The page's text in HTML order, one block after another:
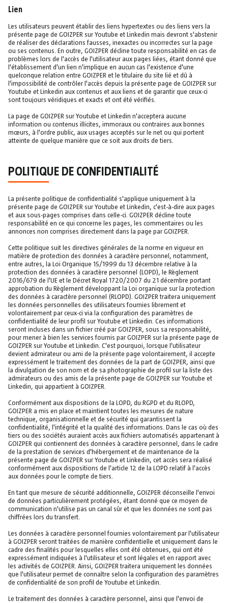
Lien
Les utilisateurs peuvent établir des liens hypertextes ou des liens vers la
présente page de GOIZPER sur Youtube et Linkedin mais devront s'abstenir
de réaliser des déclarations fausses, inexactes ou incorrectes sur la page
ou ses contenus. En outre, GOIZPER décline toute responsabilité en cas de
problèmes lors de l'accès de l'utilisateur aux pages liées, étant donné que
l'établissement d'un lien n'implique en aucun cas l'existence d'une
quelconque relation entre GOIZPER et le titulaire du site lié et dû à
l'impossibilité de contrôler l'accès depuis la présente page de GOIZPER sur
Youtube et Linkedin aux contenus et aux liens et de garantir que ceux-ci
sont toujours véridiques et exacts et ont été vérifiés.
La page de GOIZPER sur Youtube et Linkedin n'acceptera aucune
information ou contenus illicites, immoraux ou contraires aux bonnes
mœurs, à l'ordre public, aux usages acceptés sur le net ou qui portent
atteinte de quelque manière que ce soit aux droits de tiers.
POLITIQUE DE CONFIDENTIALITÉ
La présente politique de confidentialité s'applique uniquement à la
présente page de GOIZPER sur Youtube et Linkedin, c'est-à-dire aux pages
et aux sous-pages comprises dans celle-ci. GOIZPER décline toute
responsabilité en ce qui concerne les pages, les commentaires ou les
annonces non comprises directement dans la page par GOIZPER.
Cette politique suit les directives générales de la norme en vigueur en
matière de protection des données à caractère personnel, notamment,
entre autres, la Loi Organique 15/1999 du 13 décembre relative à la
protection des données à caractère personnel (LOPD), le Règlement
2016/679 de l'UE et le Décret Royal 1720/2007 du 21 décembre portant
approbation du Règlement développant la Loi organique sur la protection
des données à caractère personnel (RLOPD). GOIZPER traitera uniquement
les données personnelles des utilisateurs fournies librement et
volontairement par ceux-ci via la configuration des paramètres de
confidentialité de leur profil sur Youtube et Linkedin. Ces informations
seront incluses dans un fichier créé par GOIZPER, sous sa responsabilité,
pour mener à bien les services fournis par GOIZPER sur la présente page de
GOIZPER sur Youtube et Linkedin. C'est pourquoi, lorsque l'utilisateur
devient admirateur ou ami de la présente page volontairement, il accepte
expressément le traitement des données de la part de GOIZPER, ainsi que
la divulgation de son nom et de sa photographie de profil sur la liste des
admirateurs ou des amis de la présente page de GOIZPER sur Youtube et
Linkedin, qui appartient à GOIZPER.
Conformément aux dispositions de la LOPD, du RGPD et du RLOPD,
GOIZPER a mis en place et maintient toutes les mesures de nature
technique, organisationnelle et de sécurité qui garantissent la
confidentialité, l'intégrité et la qualité des informations. Dans le cas où des
tiers ou des sociétés auraient accès aux fichiers automatisés appartenant à
GOIZPER qui contiennent des données à caractère personnel, dans le cadre
de la prestation de services d'hébergement et de maintenance de la
présente page de GOIZPER sur Youtube et Linkedin, cet accès sera réalisé
conformément aux dispositions de l'article 12 de la LOPD relatif à l'accès
aux données pour le compte de tiers.
En tant que mesure de sécurité additionnelle, GOIZPER déconseille l'envoi
de données particulièrement protégées, étant donné que ce moyen de
communication n'utilise pas un canal sûr et que les données ne sont pas
chiffrées lors du transfert.
Les données à caractère personnel fournies volontairement par l'utilisateur
à GOIZPER seront traitées de manière confidentielle et uniquement dans le
cadre des finalités pour lesquelles elles ont été obtenues, qui ont été
expressément indiquées à l'utilisateur et sont légales et en rapport avec
les activités de GOIZPER. Ainsi, GOIZPER traitera uniquement les données
que l'utilisateur permet de connaître selon la configuration des paramètres
de confidentialité de son profil de Youtube et Linkedin.
Le traitement des données à caractère personnel, ainsi que l'envoi de